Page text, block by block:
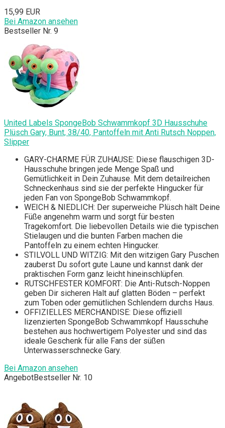
15,99 EUR
Bei Amazon ansehen
Bestseller Nr. 9
United Labels SpongeBob Schwammkopf 3D Hausschuhe
Plüsch Gary, Bunt, 38/40, Pantoffeln mit Anti Rutsch Noppen,
Slipper
GARY-CHARME FÜR ZUHAUSE: Diese flauschigen 3D-
Hausschuhe bringen jede Menge Spaß und
Gemütlichkeit in Dein Zuhause. Mit dem detailreichen
Schneckenhaus sind sie der perfekte Hingucker für
jeden Fan von SpongeBob Schwammkopf.
WEICH & NIEDLICH: Der superweiche Plüsch hält Deine
Füße angenehm warm und sorgt für besten
Tragekomfort. Die liebevollen Details wie die typischen
Stielaugen und die bunten Farben machen die
Pantoffeln zu einem echten Hingucker.
STILVOLL UND WITZIG: Mit den witzigen Gary Puschen
zauberst Du sofort gute Laune und kannst dank der
praktischen Form ganz leicht hineinschlüpfen.
RUTSCHFESTER KOMFORT: Die Anti-Rutsch-Noppen
geben Dir sicheren Halt auf glatten Böden – perfekt
zum Toben oder gemütlichen Schlendern durchs Haus.
OFFIZIELLES MERCHANDISE: Diese offiziell
lizenzierten SpongeBob Schwammkopf Hausschuhe
bestehen aus hochwertigem Polyester und sind das
ideale Geschenk für alle Fans der süßen
Unterwasserschnecke Gary.
Bei Amazon ansehen
AngebotBestseller Nr. 10